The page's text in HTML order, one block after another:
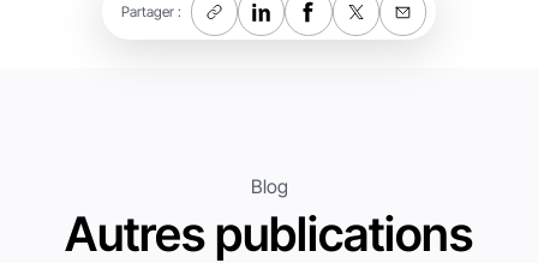
Partager :
Blog
Autres publications